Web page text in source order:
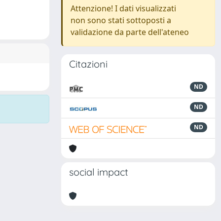
Attenzione! I dati visualizzati
non sono stati sottoposti a
validazione da parte dell'ateneo
Citazioni
ND
ND
ND
social impact